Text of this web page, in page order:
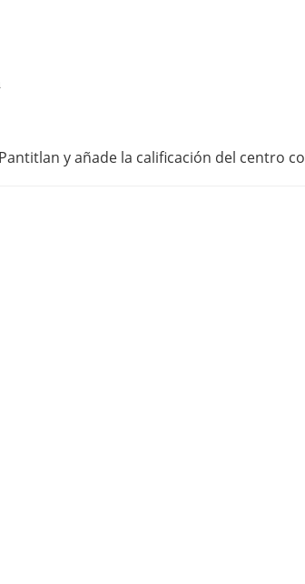
y añade la calificación del centro